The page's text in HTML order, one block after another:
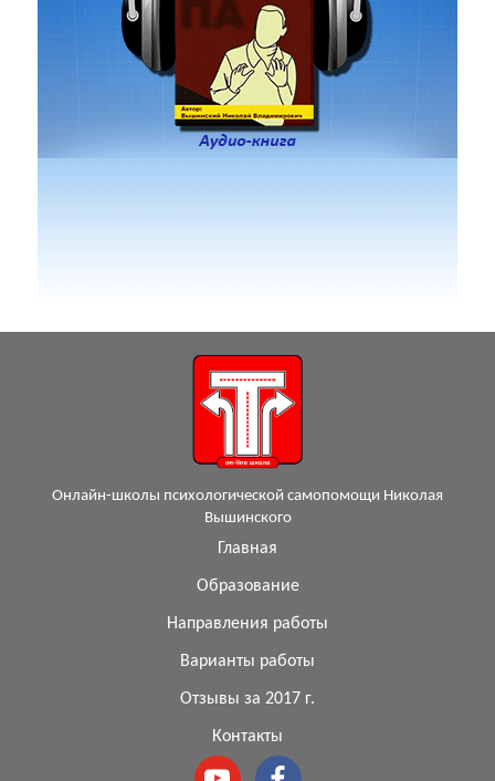
Онлайн-школы психологической самопомощи Николая
Вышинского
Главная
Образование
Направления работы
Варианты работы
Отзывы за 2017 г.
Контакты